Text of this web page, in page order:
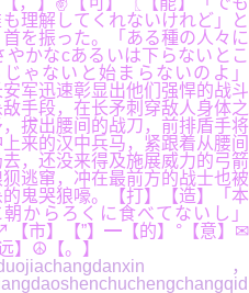
理解してくれないけれど」と
を振った。「ある種の人々に
かなcあるいは下らないとこ
ゃないと始まらないのよ」
军迅速彰显出他们强悍的战斗
手段，在长矛刺穿敌人身体之
拔出腰间的战刀，前排盾手将
来的汉中兵马，紧跟着从腰间
，还没来得及施展威力的弓箭
逃窜，冲在最前方的战士也被
鬼哭狼嚎。【打】【造】「本
からろくに食べてないし」
【市】【”】━【的】°【意】✉
】☮【。】
，